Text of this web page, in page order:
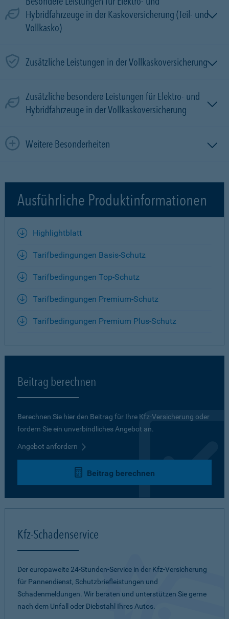
Hybridfahrzeuge in der Kaskoversicherung (Teil- und
Vollkasko)
Zusätzliche Leistungen in der Vollkaskoversicherung
Zusätzliche besondere Leistungen für Elektro- und
Hybridfahrzeuge in der Vollkaskoversicherung
Weitere Besonderheiten
Ausführliche Produktinformationen
Highlightblatt
Tarifbedingungen Basis-Schutz
Tarifbedingungen Top-Schutz
Tarifbedingungen Premium-Schutz
Tarifbedingungen Premium Plus-Schutz
Beitrag berechnen
Berechnen Sie hier den Beitrag für Ihre Kfz-Versicherung oder
fordern Sie ein unverbindliches Angebot an.
Angebot anfordern
Beitrag berechnen
Kfz-Schadenservice
Der europaweite 24-Stunden-Service in der Kfz-Versicherung
für Pannendienst, Schutzbriefleistungen und
Schadenmeldungen. Wir beraten und unterstützen Sie gerne
nach dem Unfall oder Diebstahl Ihres Autos.